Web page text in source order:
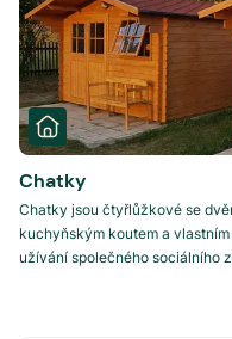
Chatky
Chatky jsou čtyřlůžkové se
kuchyňským koutem a
užívání společného sociálního